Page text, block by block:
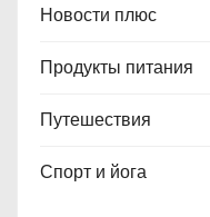
Новости плюс
Продукты питания
Путешествия
Спорт и йога